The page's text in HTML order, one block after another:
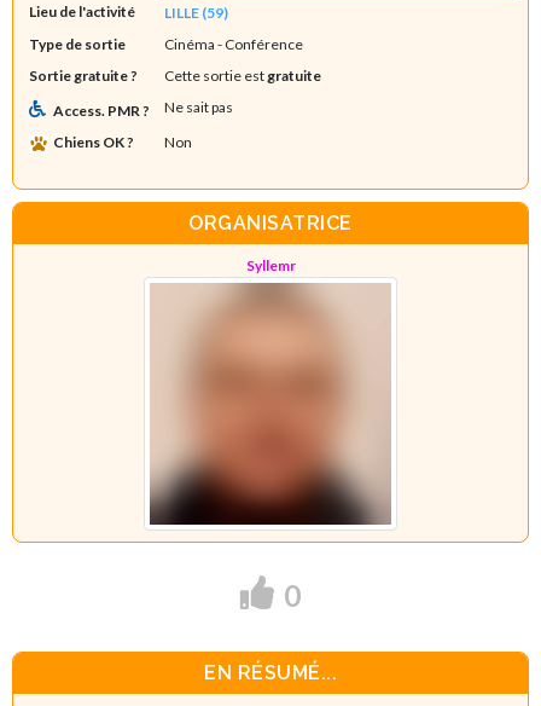
Lieu de l'activité
LILLE (59)
Type de sortie
Cinéma - Conférence
Sortie gratuite ?
Cette sortie est gratuite
Access. PMR ?
Ne sait pas
Chiens OK ?
Non
ORGANISATRICE
Syllemr
0
EN RÉSUMÉ...